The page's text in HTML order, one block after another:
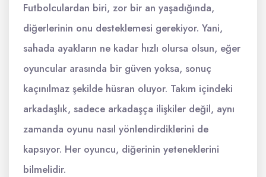
Futbolculardan biri, zor bir an yaşadığında,
diğerlerinin onu desteklemesi gerekiyor. Yani,
sahada ayakların ne kadar hızlı olursa olsun, eğer
oyuncular arasında bir güven yoksa, sonuç
kaçınılmaz şekilde hüsran oluyor. Takım içindeki
arkadaşlık, sadece arkadaşça ilişkiler değil, aynı
zamanda oyunu nasıl yönlendirdiklerini de
kapsıyor. Her oyuncu, diğerinin yeteneklerini
bilmelidir.